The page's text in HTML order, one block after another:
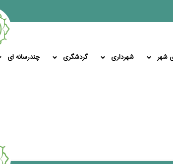
شهر شهرداری گردشگری چندرسانه ای